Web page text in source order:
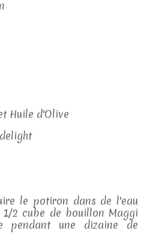
Huile d'Olive
le potiron dans de l'eau
2 cube de bouillon Maggi
pendant une dizaine de